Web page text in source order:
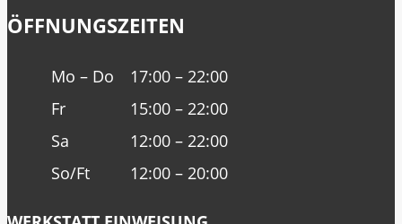
ÖFFNUNGSZEITEN
Mo – Do
17:00 – 22:00
Fr
15:00 – 22:00
Sa
12:00 – 22:00
So/Ft
12:00 – 20:00